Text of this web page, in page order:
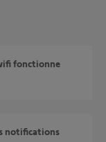
fonctionne
notifications